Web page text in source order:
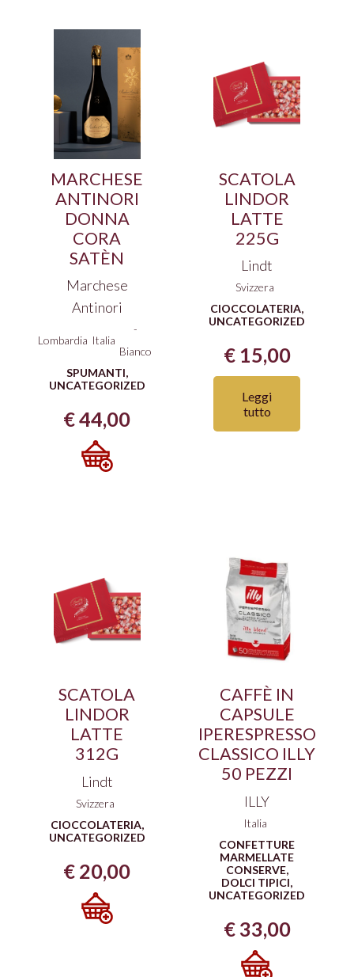
MARCHESE
ANTINORI
DONNA
CORA
SATÈN
Marchese
Antinori
Lombardia Italia
-
Bianco
SPUMANTI,
UNCATEGORIZED
€44,00
SCATOLA
LINDOR
LATTE
225G
Lindt
Svizzera
CIOCCOLATERIA,
UNCATEGORIZED
€15,00
Leggi
tutto
SCATOLA
LINDOR
LATTE
312G
Lindt
Svizzera
CIOCCOLATERIA,
UNCATEGORIZED
€ 20,00
CAFFÈ IN
CAPSULE
IPERESPRESSO
CLASSICO ILLY
50 PEZZI
ILLY
Italia
CONFETTURE
MARMELLATE
CONSERVE,
DOLCI TIPICI,
UNCATEGORIZED
€33,00